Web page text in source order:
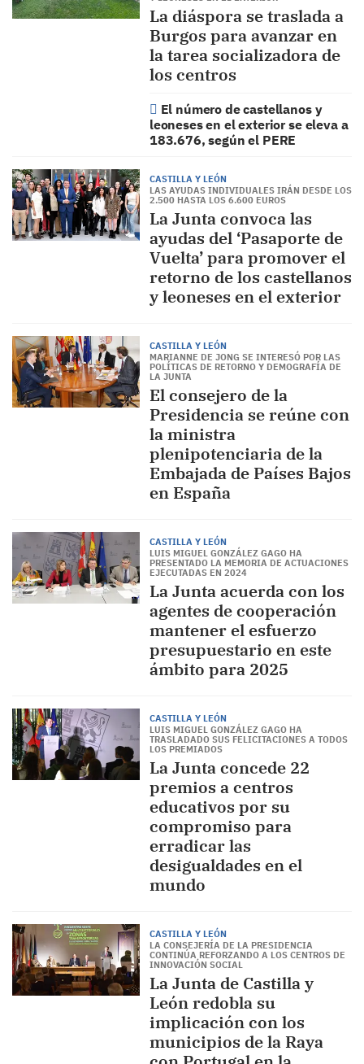
La diáspora se traslada a
Burgos para avanzar en
la tarea socializadora de
los centros
El número de castellanos y
leoneses en el exterior se eleva a
183.676, según el PERE
CASTILLA Y LEÓN
LAS AYUDAS INDIVIDUALES IRÁN DESDE LOS
2.500 HASTA LOS 6.600 EUROS
La Junta convoca las
ayudas del ‘Pasaporte de
Vuelta’ para promover el
retorno de los castellanos
y leoneses en el exterior
CASTILLA Y LEÓN
MARIANNE DE JONG SE INTERESÓ POR LAS
POLÍTICAS DE RETORNO Y DEMOGRAFÍA DE
LA JUNTA
El consejero de la
Presidencia se reúne con
la ministra
plenipotenciaria de la
Embajada de Países Bajos
en España
CASTILLA Y LEÓN
LUIS MIGUEL GONZÁLEZ GAGO HA
PRESENTADO LA MEMORIA DE ACTUACIONES
EJECUTADAS EN 2024
La Junta acuerda con los
agentes de cooperación
mantener el esfuerzo
presupuestario en este
ámbito para 2025
CASTILLA Y LEÓN
LUIS MIGUEL GONZÁLEZ GAGO HA
TRASLADADO SUS FELICITACIONES A TODOS
LOS PREMIADOS
La Junta concede 22
premios a centros
educativos por su
compromiso para
erradicar las
desigualdades en el
mundo
CASTILLA Y LEÓN
LA CONSEJERÍA DE LA PRESIDENCIA
CONTINÚA REFORZANDO A LOS CENTROS DE
INNOVACIÓN SOCIAL
La Junta de Castilla y
León redobla su
implicación con los
municipios de la Raya